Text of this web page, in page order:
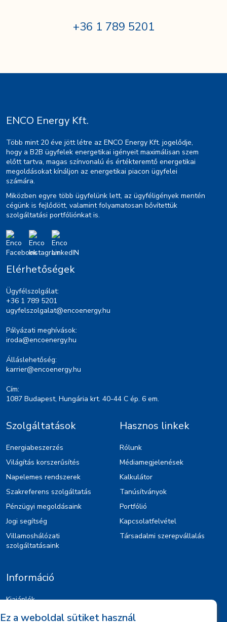
+36 1 789 5201
ENCO Energy Kft.
Több mint 20 éve jött létre az ENCO Energy Kft. jogelődje,
hogy a B2B ügyfelek energetikai igényeit maximálisan szem
előtt tartva, magas színvonalú és értékteremtő energetikai
megoldásokat kínáljon az energetikai piacon ügyfelei
számára.
Miközben egyre több ügyfelünk lett, az ügyféligények mentén
cégünk is fejlődött, valamint folyamatosan bővítettük
szolgáltatási portfóliónkat is.
Elérhetőségek
Ügyfélszolgálat:
+36 1 789 5201
ugyfelszolgalat@encoenergy.hu
Pályázati meghívások:
iroda@encoenergy.hu
Álláslehetőség:
karrier@encoenergy.hu
Cím:
1087 Budapest, Hungária krt. 40-44 C ép. 6 em.
Szolgáltatások
Energiabeszerzés
Világítás korszerűsítés
Napelemes rendszerek
Szakreferens szolgáltatás
Pénzügyi megoldásaink
Jogi segítség
Villamoshálózati
szolgáltatásaink
Hasznos linkek
Rólunk
Médiamegjelenések
Kalkulátor
Tanúsítványok
Portfólió
Kapcsolatfelvétel
Társadalmi szerepvállalás
Információ
Kiajánlók
Jognyilatkozat
Ez a weboldal sütiket használ